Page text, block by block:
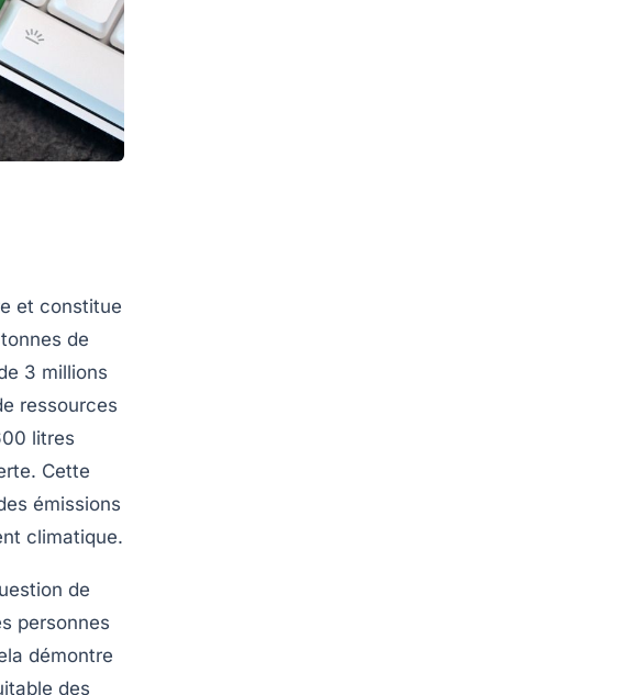
et constitue
de
3 millions
ressources
litres
Cette
émissions
climatique.
de
personnes
démontre
des